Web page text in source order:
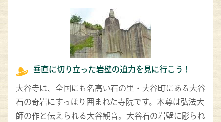
垂直に切り立った岩壁の迫力を見に行こう！
大谷寺は、全国にも名高い石の里・大谷町にある大谷
石の奇岩にすっぽり囲まれた寺院です。本尊は弘法大
師の作と伝えられる大谷観音。大谷石の岩壁に彫られ